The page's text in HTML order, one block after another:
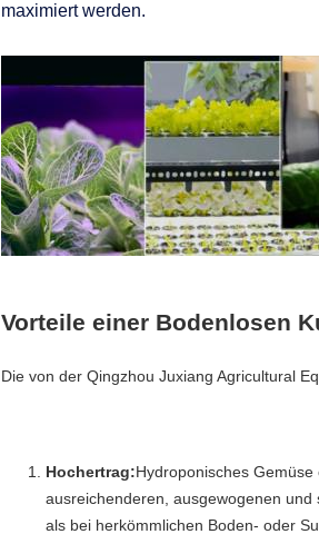
maximiert werden.
Vorteile einer Bodenlosen
Die von der Qingzhou Juxiang Agricultural
Hochertrag:Hydroponisches
ausreichenderen, ausgewogenen
als bei herkömmlichen Boden- oder